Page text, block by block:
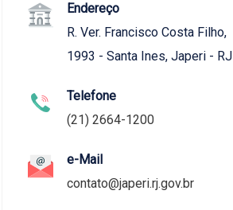
Endereço
R. Ver. Francisco Costa Filho,
1993 - Santa Ines, Japeri - RJ
Telefone
(21) 2664-1200
e-Mail
contato@japeri.rj.gov.br